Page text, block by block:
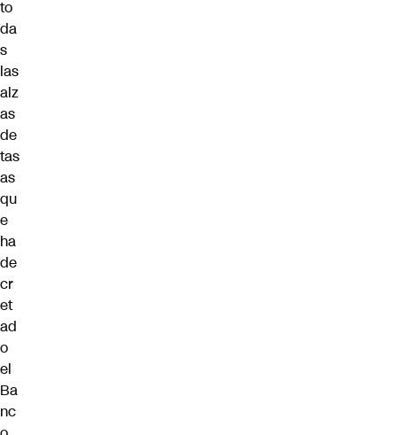
to
da
s
las
alz
as
de
tas
as
qu
e
ha
de
cr
et
ad
o
el
Ba
nc